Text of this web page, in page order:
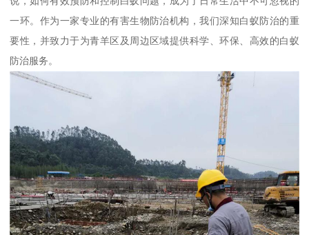
一环。作为一家专业的有害生物防治机构，我们深知白蚁防治的重
要性，并致力于为青羊区及周边区域提供科学、环保、高效的白蚁
防治服务。